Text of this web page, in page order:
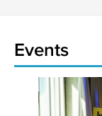
Events